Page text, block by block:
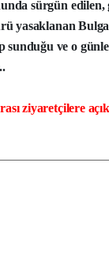
sürgün
yasaklanan
sunduğu ve o
ziyaretçilere